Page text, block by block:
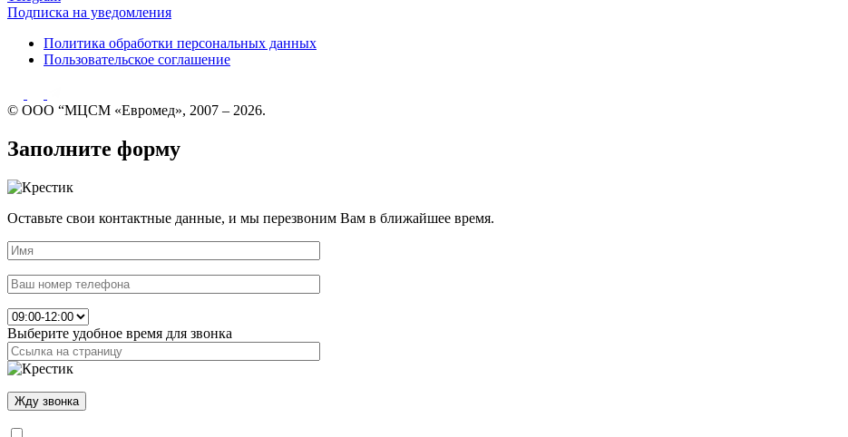
Подписка на уведомления
Политика обработки персональных данных
Пользовательское соглашение
© ООО “МЦСМ «Евромед», 2007 – 2026.
Заполните форму
Оставьте свои контактные данные, и мы перезвоним Вам в ближайшее время.
Выберите удобное время для звонка